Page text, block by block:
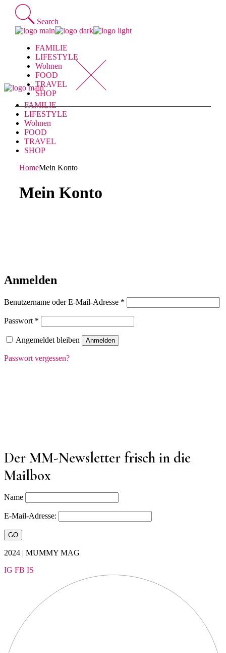
Skip
content
Search
FAMILIE
LIFESTYLE
Wohnen
FOOD
TRAVEL
SHOP
FAMILIE
LIFESTYLE
Wohnen
FOOD
TRAVEL
SHOP
HomeMein Konto
Mein Konto
Anmelden
Benutzername oder E-Mail-Adresse *
Passwort *
Angemeldet bleiben Anmelden
Passwort vergessen?
Der MM-Newsletter frisch in die
Mailbox
Name
E-Mail-Adresse:
2024 | MUMMY MAG
IG FB IS